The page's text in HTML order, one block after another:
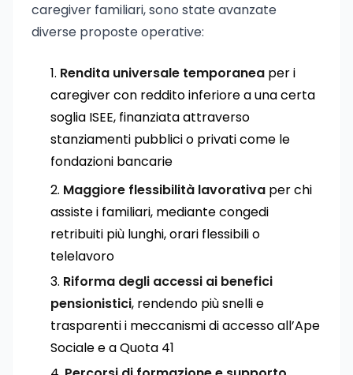
caregiver familiari, sono state avanzate
diverse proposte operative:
Rendita universale temporanea per i
caregiver con reddito inferiore a una certa
soglia ISEE, finanziata attraverso
stanziamenti pubblici o privati come le
fondazioni bancarie
Maggiore flessibilità lavorativa per chi
assiste i familiari, mediante congedi
retribuiti più lunghi, orari flessibili o
telelavoro
Riforma degli accessi ai benefici
pensionistici, rendendo più snelli e
trasparenti i meccanismi di accesso all’Ape
Sociale e a Quota 41